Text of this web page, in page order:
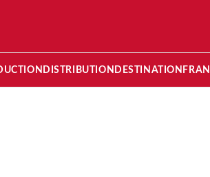
DISTRIBUTION DESTINATION